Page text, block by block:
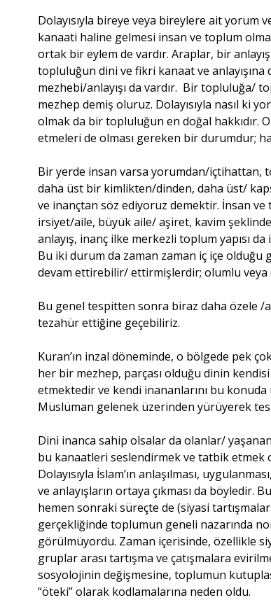
Dolayısıyla bireye veya bireylere ait
kanaati haline gelmesi insan ve toplum
ortak bir eylem de vardır. Araplar, bir
topluluğun dini ve fikri kanaat ve
mezhebi/anlayışı da vardır. Bir topluluğa/
mezhep demiş oluruz. Dolayısıyla nasıl ki
olmak da bir topluluğun en doğal
etmeleri de olması gereken bir durumdur;
Bir yerde insan varsa yorumdan/içtihattan,
daha üst bir kimlikten/dinden, daha üst/
ve inançtan söz ediyoruz demektir. İnsan ve
irsiyet/aile, büyük aile/ aşiret, kavim
anlayış, inanç ilke merkezli toplum yapısı
Bu iki durum da zaman zaman iç içe olduğu
devam ettirebilir/ ettirmişlerdir; olumlu
Bu genel tespitten sonra biraz daha özele
tezahür ettiğine geçebiliriz.
Kuran’ın inzal döneminde, o bölgede pek
her bir mezhep, parçası olduğu dinin
etmektedir ve kendi inananlarını bu
Müslüman gelenek üzerinden yürüyerek
Dini inanca sahip olsalar da olanlar/
bu kanaatleri seslendirmek ve tatbik etmek
Dolayısıyla İslam’ın anlaşılması,
ve anlayışların ortaya çıkması da böyledir.
hemen sonraki süreçte de (siyasi
gerçekliğinde toplumun geneli nazarında
görülmüyordu. Zaman içerisinde, özellikle
gruplar arası tartışma ve çatışmalara
sosyolojinin değişmesine, toplumun
“öteki” olarak kodlamalarına neden oldu.